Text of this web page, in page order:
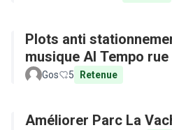
Plots anti
musique Al Tempo
Gos 5 Retenue
Améliorer Parc La